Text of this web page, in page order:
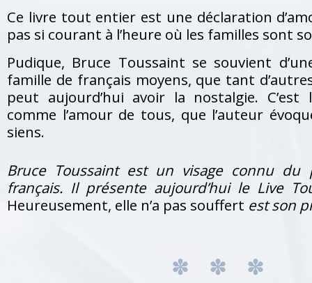
Ce livre tout entier est une déclaration
pas si courant à l’heure où les familles sont
Pudique, Bruce Toussaint se souvient
famille de français moyens, que tant
peut aujourd’hui avoir la nostalgie.
comme l’amour de tous, que l’auteur
siens.
Bruce Toussaint est un visage connu du
français. Il présente aujourd’hui le Live
Heureusement, elle n’a pas souffert est son